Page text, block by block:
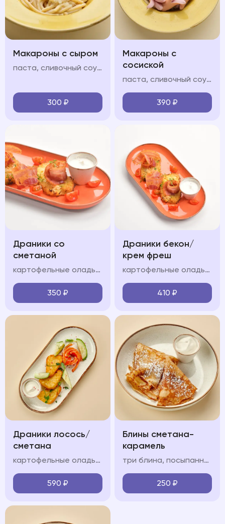
Макароны с сыром
паста, сливочный соус, пармезан
300 ₽
Макароны с
сосиской
паста, сливочный соус, молочные сосиски, пармезан
390 ₽
Драники со
сметаной
картофельные оладьи, сметанно-сливочный крем
350 ₽
Драники бекон/
крем фреш
картофельные оладьи, обжаренный бекон, сметанно-сливочный крем,, зелень, сметана
410 ₽
Драники лосось/
сметана
картофельные оладьи, форель, помидоры черри, сметанно-сливочный крем, огурец, зелень
590 ₽
Блины сметана-
карамель
три блина, посыпанные сахарной пудрой подаются с карамелью, сметаной или сгущенным молоком (на выбор)
250 ₽